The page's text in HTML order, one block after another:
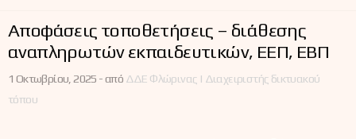
Αποφάσεις τοποθετήσεις – διάθεσης
αναπληρωτών εκπαιδευτικών, ΕΕΠ, ΕΒΠ
1 Οκτωβρίου, 2025 -από ΔΔΕ Φλώρινας | Διαχειριστής δικτυακού
τόπου